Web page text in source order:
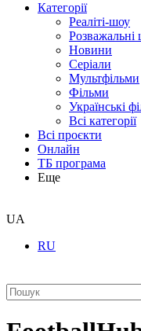
Категорії
Реаліті-шоу
Розважальні
Новини
Серіали
Мультфільми
Фільми
Українські
Всі категорії
Всі проєкти
Онлайн
ТБ програма
Еще
UA
RU